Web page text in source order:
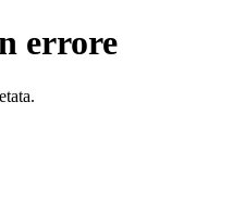
errore